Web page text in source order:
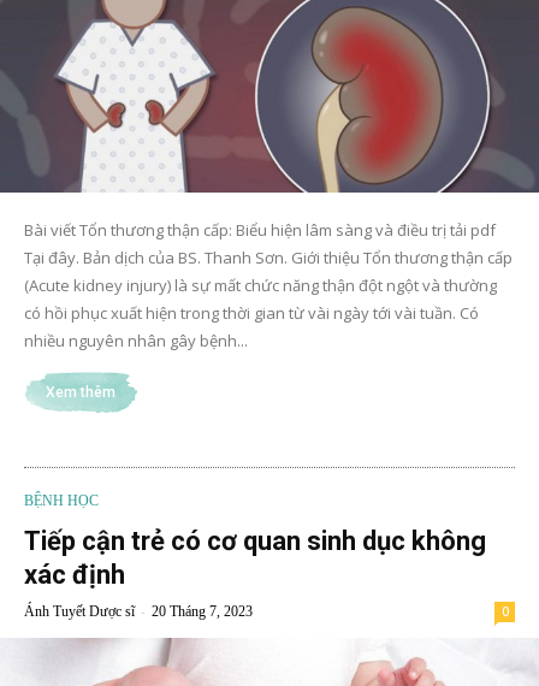
Bài viết Tổn thương thận cấp: Biểu hiện lâm sàng và điều trị tải pdf
Tại đây. Bản dịch của BS. Thanh Sơn. Giới thiệu Tổn thương thận cấp
(Acute kidney injury) là sự mất chức năng thận đột ngột và thường
có hồi phục xuất hiện trong thời gian từ vài ngày tới vài tuần. Có
nhiều nguyên nhân gây bệnh...
Xem thêm
BỆNH HỌC
Tiếp cận trẻ có cơ quan sinh dục không
xác định
Ánh Tuyết Dược sĩ - 20 Tháng 7, 2023 0